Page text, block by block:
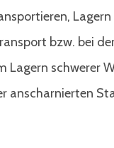
bzw. bei
Lagern schwerer
anscharnierten